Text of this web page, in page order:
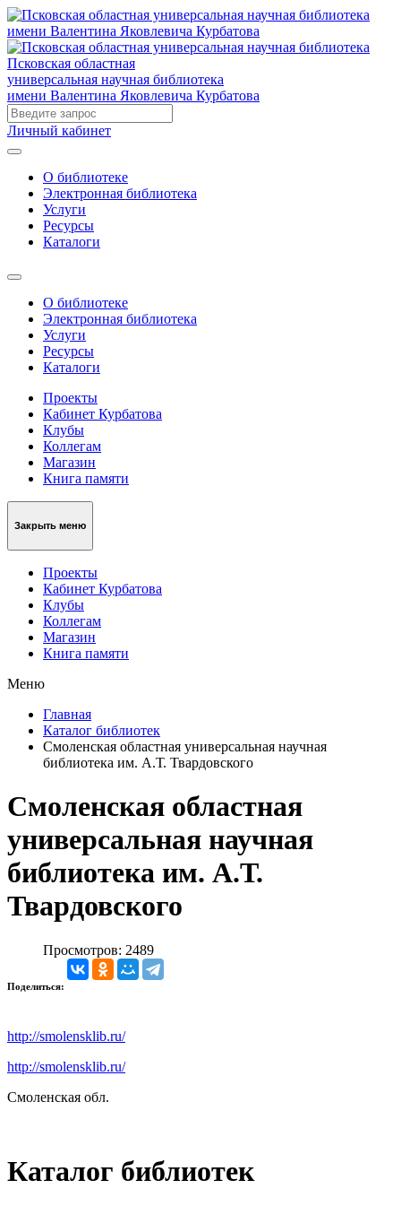
Псковская областная
универсальная научная библиотека
имени Валентина Яковлевича Курбатова
Личный кабинет
О библиотеке
Электронная библиотека
Услуги
Ресурсы
Каталоги
О библиотеке
Электронная библиотека
Услуги
Ресурсы
Каталоги
Проекты
Кабинет Курбатова
Клубы
Коллегам
Магазин
Книга памяти
Закрыть меню
Проекты
Кабинет Курбатова
Клубы
Коллегам
Магазин
Книга памяти
Меню
Главная
Каталог библиотек
Смоленская областная универсальная научная
библиотека им. А.Т. Твардовского
Смоленская областная
универсальная научная
библиотека им. А.Т.
Твардовского
Просмотров: 2489
Поделиться:
http://smolensklib.ru/
http://smolensklib.ru/
Смоленская обл.
Каталог библиотек